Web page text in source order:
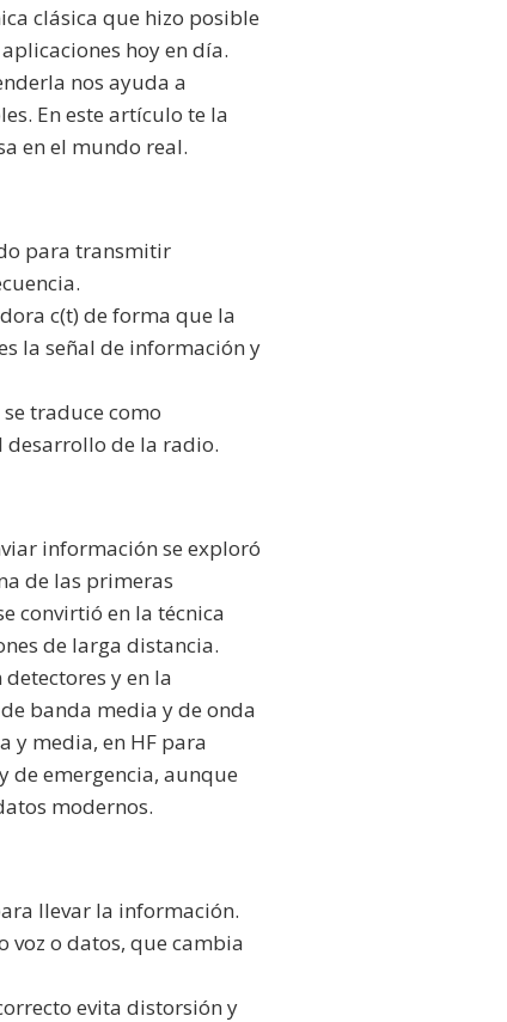
clásica que hizo posible
hoy en día.
nos ayuda a
En este artículo te la
en el mundo real.
para transmitir
c(t) de forma que la
la señal de información y
traduce como
desarrollo de la radio.
información se exploró
de las primeras
convirtió en la técnica
de larga distancia.
y en la
banda media y de onda
y media, en HF para
de emergencia, aunque
modernos.
llevar la información.
voz o datos, que cambia
evita distorsión y